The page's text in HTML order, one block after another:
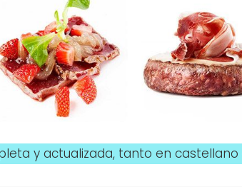
y actualizada, tanto en